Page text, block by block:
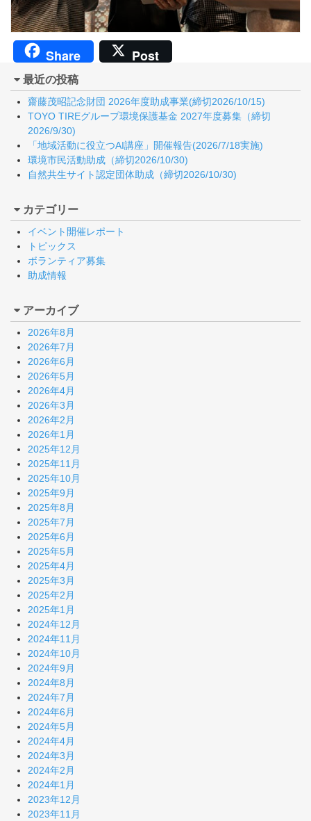
Share Post
最近の投稿
齋藤茂昭記念財団 2026年度助成事業(締切2026/10/15)
TOYO TIREグループ環境保護基金 2027年度募集（締切
2026/9/30)
「地域活動に役立つAI講座」開催報告(2026/7/18実施)
環境市民活動助成（締切2026/10/30)
自然共生サイト認定団体助成（締切2026/10/30)
カテゴリー
イベント開催レポート
トピックス
ボランティア募集
助成情報
アーカイブ
2026年8月
2026年7月
2026年6月
2026年5月
2026年4月
2026年3月
2026年2月
2026年1月
2025年12月
2025年11月
2025年10月
2025年9月
2025年8月
2025年7月
2025年6月
2025年5月
2025年4月
2025年3月
2025年2月
2025年1月
2024年12月
2024年11月
2024年10月
2024年9月
2024年8月
2024年7月
2024年6月
2024年5月
2024年4月
2024年3月
2024年2月
2024年1月
2023年12月
2023年11月